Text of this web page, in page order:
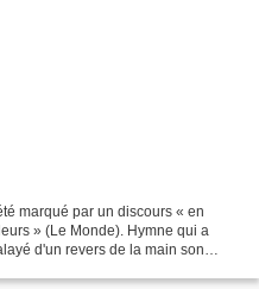
marqué par un discours « en
» (Le Monde). Hymne qui a
d'un revers de la main son